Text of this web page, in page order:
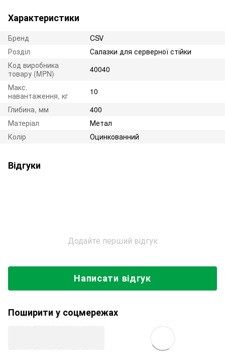
Характеристики
Бренд
CSV
Розділ
Салазки для серверної стійки
Код виробника
товару (MPN)
40040
Макс.
навантаження, кг
10
Глибина, мм
400
Матеріал
Метал
Колір
Оцинкованний
Відгуки
Додайте перший відгук
Написати відгук
Поширити у соцмережах